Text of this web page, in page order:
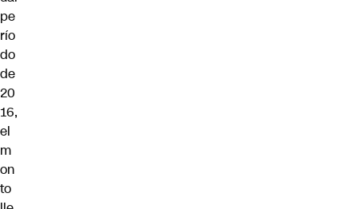
pe
río
do
de
20
16,
el
m
on
to